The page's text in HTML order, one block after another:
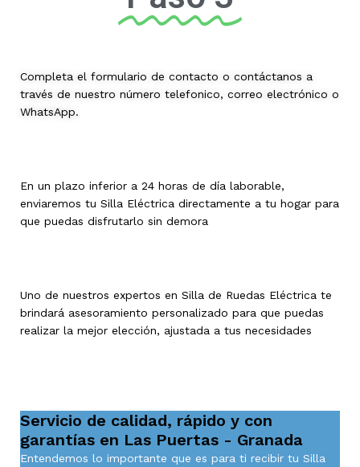
Completa el formulario de contacto o contáctanos a
través de nuestro número telefonico, correo electrónico o
WhatsApp.
En un plazo inferior a 24 horas de día laborable,
enviaremos tu Silla Eléctrica directamente a tu hogar para
que puedas disfrutarlo sin demora
Uno de nuestros expertos en Silla de Ruedas Eléctrica te
brindará asesoramiento personalizado para que puedas
realizar la mejor elección, ajustada a tus necesidades
Servicio de calidad, rápido y con
garantías en Las Puertas - Granada
Entendemos lo importante que es para ti recibir tu Silla